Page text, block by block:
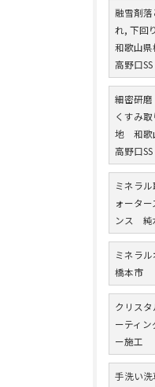
融雪剤
れ, 下回
和歌山県
高野口SS
細密研
くすみ
地 和歌
高野口SS
ミネラ
ォータ
ンス 純
ミネラ
橋本市
クリス
ーティ
ー施工
手洗い